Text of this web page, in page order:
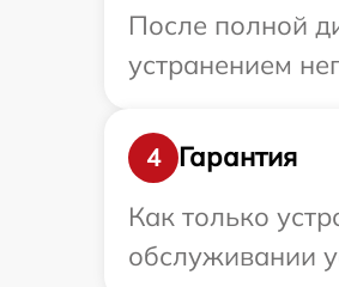
После полной
устранением
4
Гарантия
Как только
обслуживании